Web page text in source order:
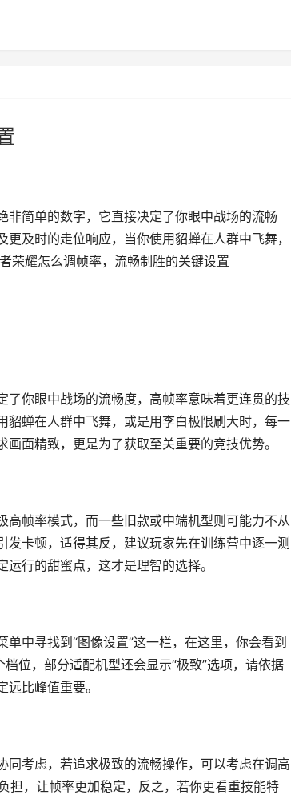
简单的数字，它直接决定了你眼中战场的流畅
及时的走位响应，当你使用貂蝉在人群中飞舞，
荣耀怎么调帧率，流畅制胜的关键设置
你眼中战场的流畅度，高帧率意味着更连贯的技
蝉在人群中飞舞，或是用李白极限刷大时，每一
面精致，更是为了获取至关重要的竞技优势。
帧率模式，而一些旧款或中端机型则可能力不从
卡顿，适得其反，建议玩家先在训练营中逐一测
行的甜蜜点，这才是理智的选择。
中寻找到“图像设置”这一栏，在这里，你会看到
位，部分适配机型还会显示“极致”选项，请依据
比峰值重要。
考虑，若追求极致的流畅操作，可以考虑在调高
担，让帧率更加稳定，反之，若你更看重技能特